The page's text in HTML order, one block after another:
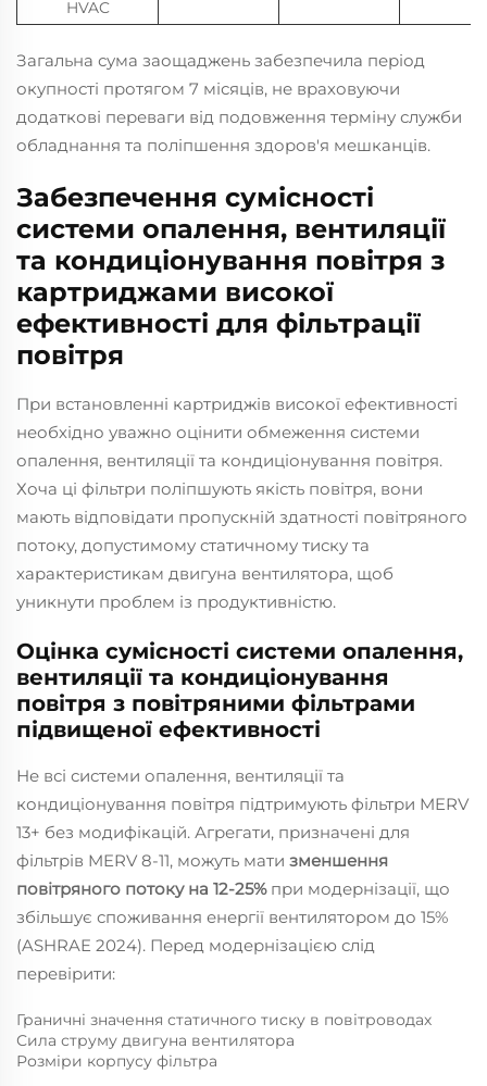
HVAC
Загальна сума заощаджень забезпечила період
окупності протягом 7 місяців, не враховуючи
додаткові переваги від подовження терміну служби
обладнання та поліпшення здоров'я мешканців.
Забезпечення сумісності
системи опалення, вентиляції
та кондиціонування повітря з
картриджами високої
ефективності для фільтрації
повітря
При встановленні картриджів високої ефективності
необхідно уважно оцінити обмеження системи
опалення, вентиляції та кондиціонування повітря.
Хоча ці фільтри поліпшують якість повітря, вони
мають відповідати пропускній здатності повітряного
потоку, допустимому статичному тиску та
характеристикам двигуна вентилятора, щоб
уникнути проблем із продуктивністю.
Оцінка сумісності системи опалення,
вентиляції та кондиціонування
повітря з повітряними фільтрами
підвищеної ефективності
Не всі системи опалення, вентиляції та
кондиціонування повітря підтримують фільтри MERV
13+ без модифікацій. Агрегати, призначені для
фільтрів MERV 8-11, можуть мати зменшення
повітряного потоку на 12-25% при модернізації, що
збільшує споживання енергії вентилятором до 15%
(ASHRAE 2024). Перед модернізацією слід
перевірити:
Граничні значення статичного тиску в повітроводах
Сила струму двигуна вентилятора
Розміри корпусу фільтра